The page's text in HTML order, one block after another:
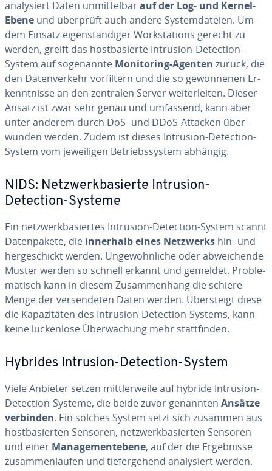
ana­ly­siert Daten un­mit­tel­barauf der Log- und Kernel-
Ebene und überprüft auch andere Sys­tem­da­tei­en. Um
dem Einsatz ei­gen­stän­di­ger Work­sta­tions gerecht zu
werden, greift das host­ba­sier­te Intrusion-Detection-
System auf so­ge­nann­te Mo­ni­to­ring-Agenten zurück, die
den Da­ten­ver­kehr vor­fil­tern und die so ge­won­ne­nen Er­
kennt­nis­se an den zentralen Server wei­ter­lei­ten. Dieser
Ansatz ist zwar sehr genau und umfassend, kann aber
unter anderem durch DoS- und DDoS-Attacken über­
wun­den werden. Zudem ist dieses Intrusion-Detection-
System vom je­wei­li­gen Be­triebs­sys­tem abhängig.
NIDS: Netz­werk­ba­sier­te Intrusion-
Detection-Systeme
Ein netz­werk­ba­sier­tes Intrusion-Detection-System scannt
Da­ten­pa­ke­te, die innerhalb eines Netzwerks hin- und
her­ge­schickt werden. Un­ge­wöhn­li­che oder ab­wei­chen­de
Muster werden so schnell erkannt und gemeldet. Pro­ble­
ma­tisch kann in diesem Zu­sam­men­hang die schiere
Menge der ver­sen­de­ten Daten werden. Über­steigt diese
die Ka­pa­zi­tä­ten des Intrusion-Detection-Systems, kann
keine lü­cken­lo­se Über­wa­chung mehr statt­fin­den.
Hybrides Intrusion-Detection-System
Viele Anbieter setzen mitt­ler­wei­le auf hybride Intrusion-
Detection-Systeme, die beide zuvor genannten Ansätze
verbinden. Ein solches System setzt sich zusammen aus
host­ba­sier­ten Sensoren, netz­werk­ba­sier­ten Sensoren
und einer Ma­nage­ment­ebe­ne, auf der die Er­geb­nis­se
zu­sam­men­lau­fen und tie­fer­ge­hend ana­ly­siert werden.